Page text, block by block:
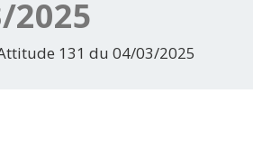
2025
131 du 04/03/2025